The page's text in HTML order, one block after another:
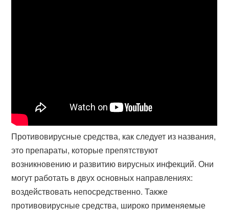
Противовирусные средства, как следует из названия,
это препараты, которые препятствуют
возникновению и развитию вирусных инфекций. Они
могут работать в двух основных направлениях:
воздействовать непосредственно. Также
противовирусные средства, широко применяемые